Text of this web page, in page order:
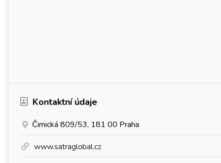
Kontaktní údaje
Čimická 809/53, 181 00 Praha
www.satraglobal.cz